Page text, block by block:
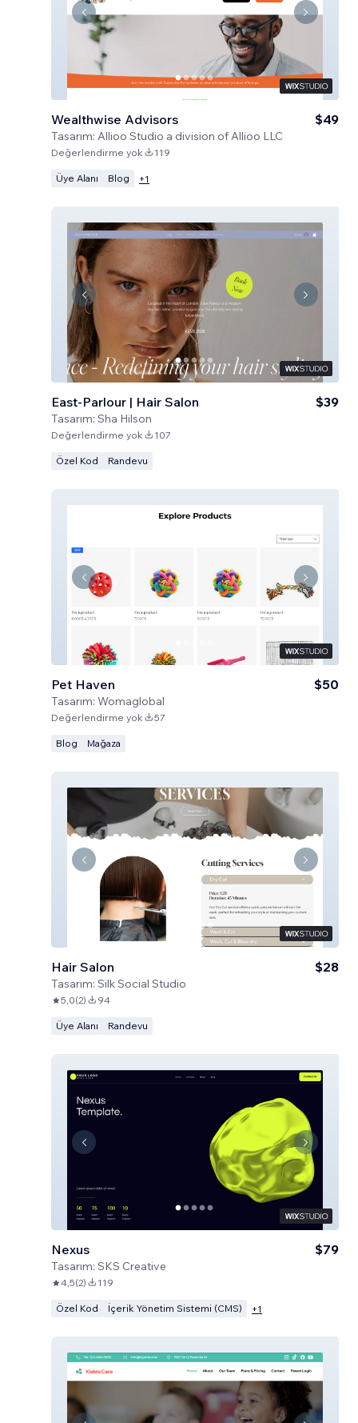
Wealthwise Advisors
Tasarım: Allioo Studio a division of Allioo LLC
$49
Değerlendirme yok 119
Üye Alanı Blog +1
East-Parlour | Hair Salon
Tasarım: Sha Hilson
$39
Değerlendirme yok 107
Özel Kod Randevu
Pet Haven
Tasarım: Womaglobal
$50
Değerlendirme yok 57
Blog Mağaza
Hair Salon
Tasarım: Silk Social Studio
$28
5,0(2) 94
Üye Alanı Randevu
Nexus
Tasarım: SKS Creative
$79
4,5(2) 119
Özel Kod İçerik Yönetim Sistemi (CMS) +1